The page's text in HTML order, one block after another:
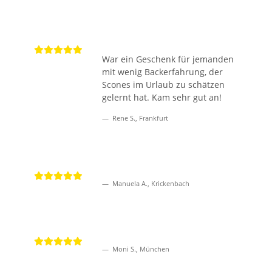
War ein Geschenk für jemanden
mit wenig Backerfahrung, der
Scones im Urlaub zu schätzen
gelernt hat. Kam sehr gut an!
Rene S., Frankfurt
Manuela A., Krickenbach
Moni S., München